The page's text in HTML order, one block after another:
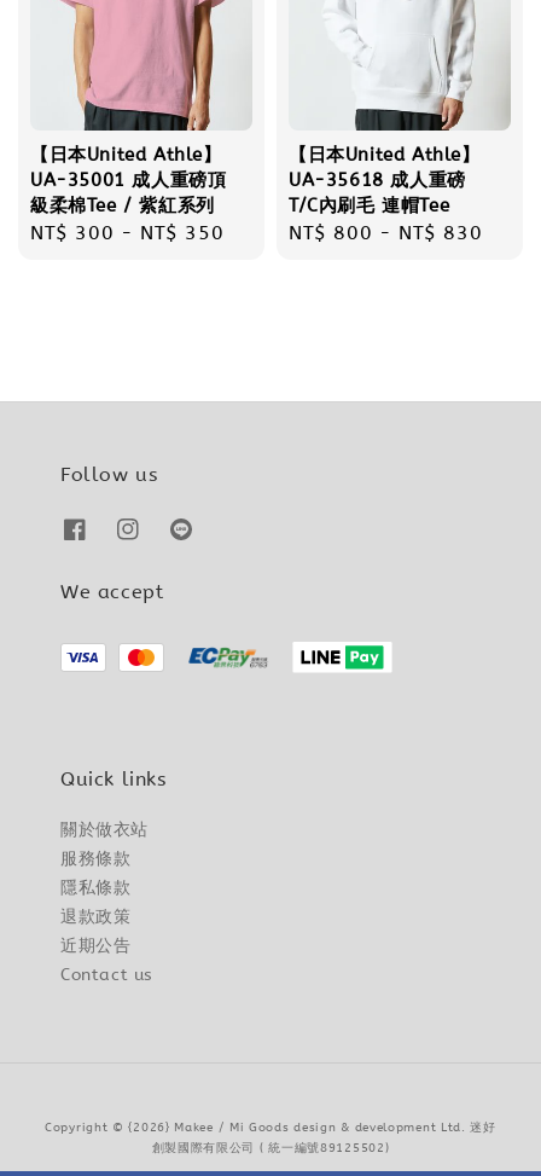
【日本United Athle】
UA-35001 成人重磅頂
級柔棉Tee / 紫紅系列
Regular
NT$ 300 - NT$ 350
【日本United Athle】
UA-35618 成人重磅
T/C內刷毛 連帽Tee
Regular
NT$ 800 - NT$ 830
Follow us
We accept
Quick links
關於做衣站
服務條款
隱私條款
退款政策
近期公告
Contact us
Copyright © {2026} Makee / Mi Goods design & development Ltd. 迷好
創製國際有限公司 ( 統一編號89125502)